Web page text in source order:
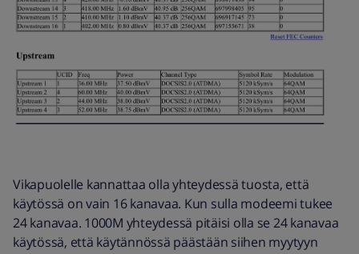
Vikapuolelle kannattaa olla yhteydessä tuosta, että
käytössä on vain 16 kanavaa. Kun sulla modeemi tukee
24 kanavaa. 1000M yhteydessä pitäisi olla se 24 kanavaa
käytössä, että käytännössä päästään siihen myytyyn